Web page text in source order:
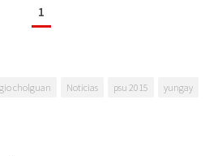
1
cholguan Noticias psu 2015
yungay